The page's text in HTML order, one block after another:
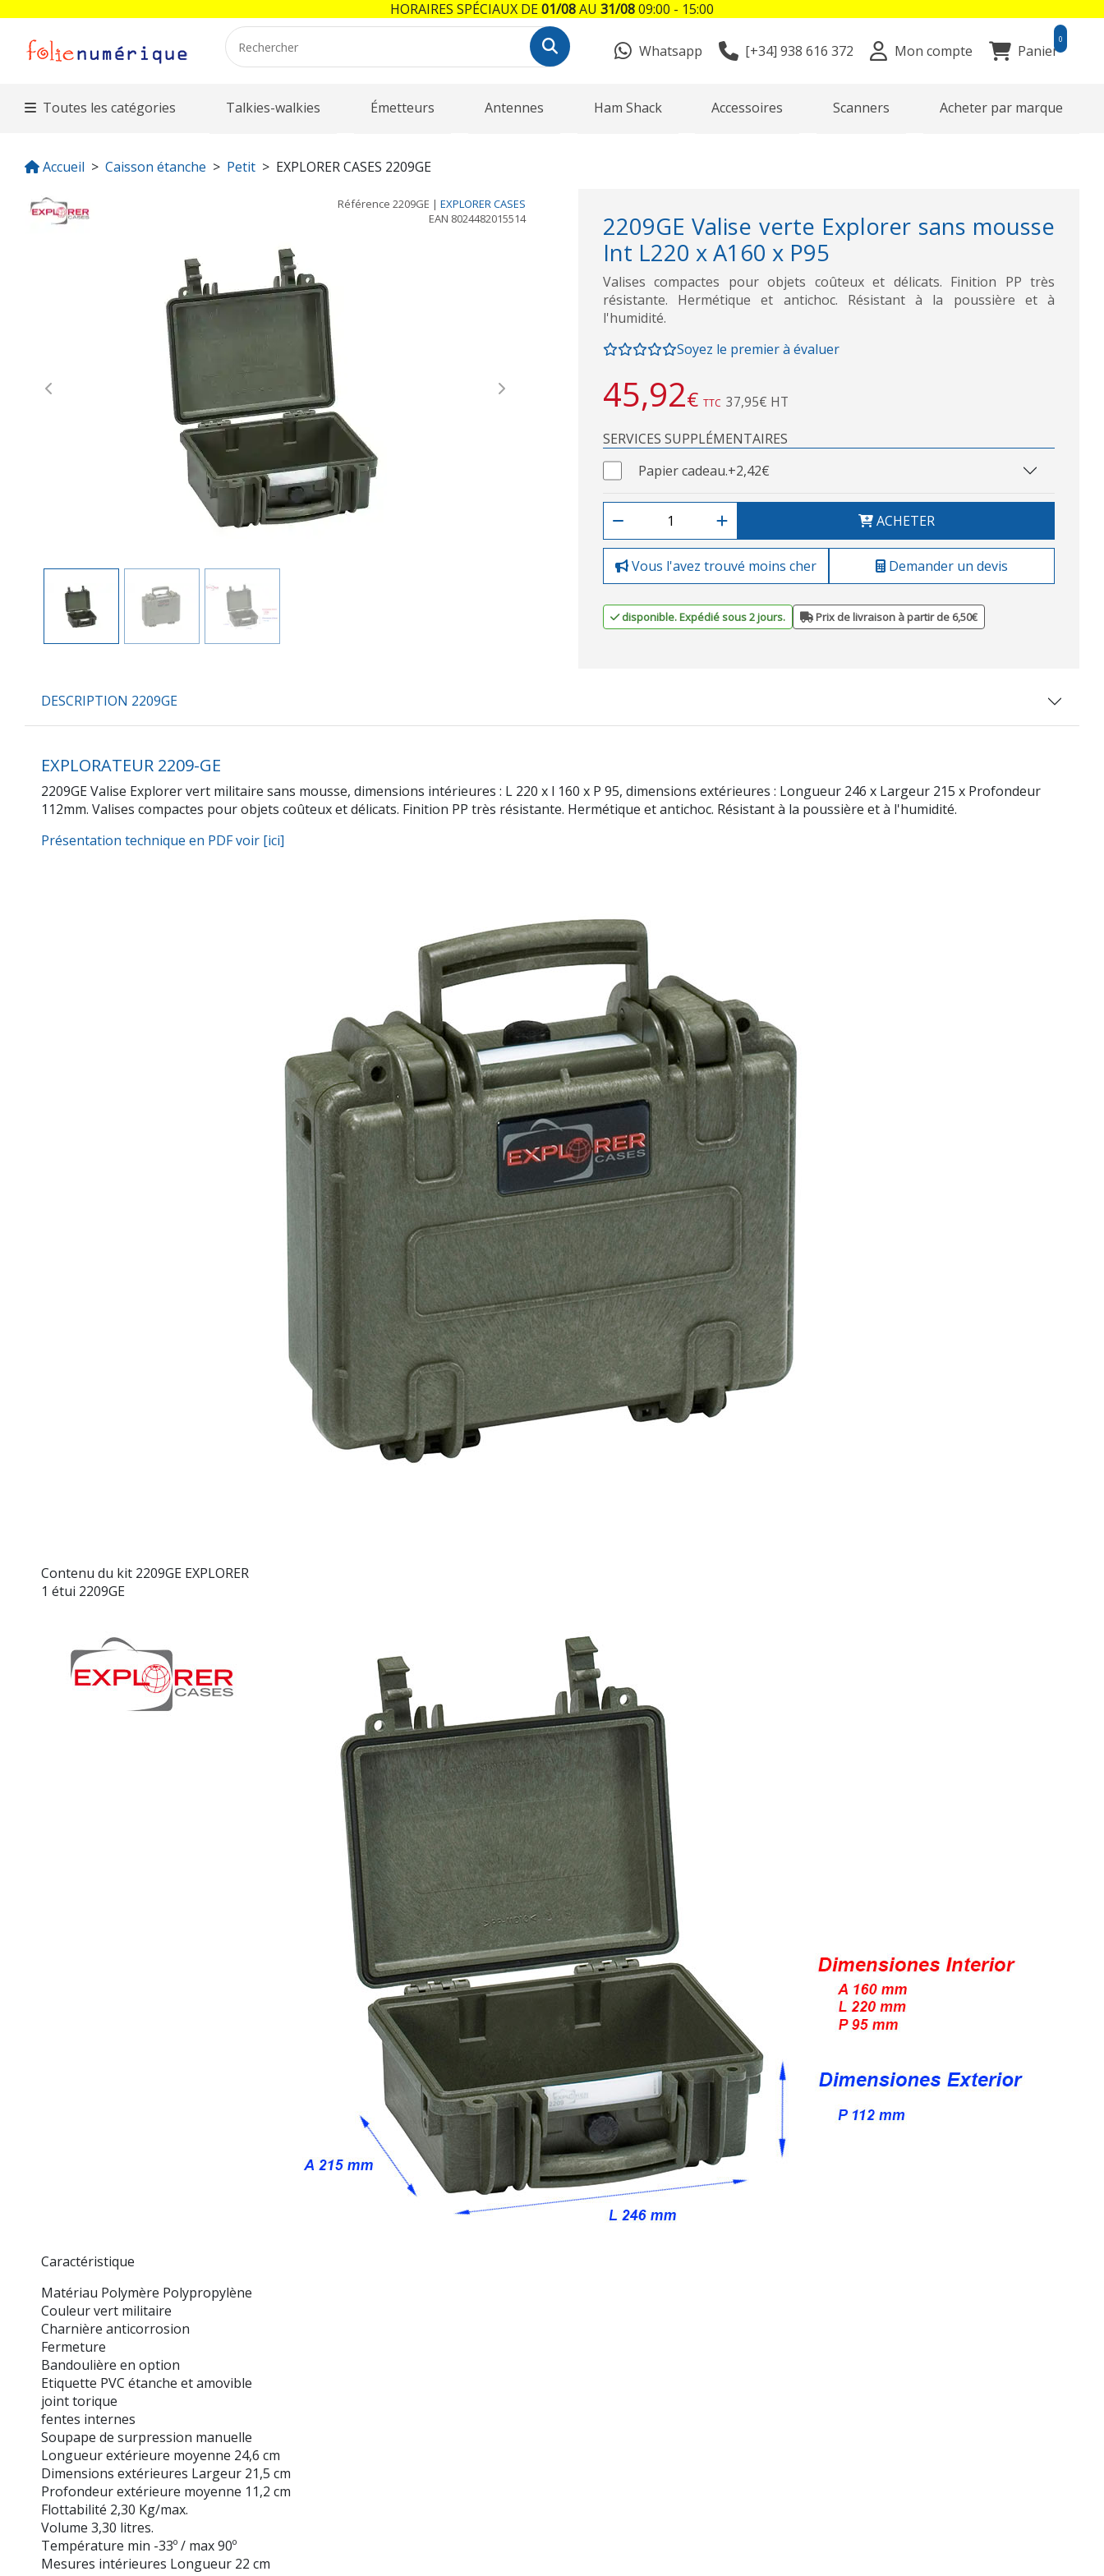
Whatsapp [+34] 938 616 372 Mon compte Panier
0
Toutes les catégories Talkies-walkies Émetteurs Antennes Ham Shack Accessoires Scanners Acheter par marque
Accueil Caisson étanche Petit EXPLORER CASES 2209GE
Référence 2209GE | EXPLORER CASES
EAN 8024482015514
Previous Next
2209GE Valise verte Explorer sans mousse
Int L220 x A160 x P95
Valises compactes pour objets coûteux et délicats. Finition PP très
résistante. Hermétique et antichoc. Résistant à la poussière et à
l'humidité.
Soyez le premier à évaluer
45,92€ TTC 37,95€ HT
SERVICES SUPPLÉMENTAIRES
Papier cadeau.+2,42€
ACHETER
Vous l'avez trouvé moins cher Demander un devis
disponible. Expédié sous 2 jours. Prix de livraison à partir de 6,50€
DESCRIPTION 2209GE
EXPLORATEUR 2209-GE
2209GE Valise Explorer vert militaire sans mousse, dimensions intérieures : L 220 x l 160 x P 95, dimensions extérieures : Longueur 246 x Largeur 215 x Profondeur
112mm. Valises compactes pour objets coûteux et délicats. Finition PP très résistante. Hermétique et antichoc. Résistant à la poussière et à l'humidité.
Présentation technique en PDF voir [ici]
Contenu du kit 2209GE EXPLORER
1 étui 2209GE
Caractéristique
Matériau Polymère Polypropylène
Couleur vert militaire
Charnière anticorrosion
Fermeture
Bandoulière en option
Etiquette PVC étanche et amovible
joint torique
fentes internes
Soupape de surpression manuelle
Longueur extérieure moyenne 24,6 cm
Dimensions extérieures Largeur 21,5 cm
Profondeur extérieure moyenne 11,2 cm
Flottabilité 2,30 Kg/max.
Volume 3,30 litres.
Température min -33º / max 90º
Mesures intérieures Longueur 22 cm
HORAIRES SPÉCIAUX DE01/08AU 31/0809:00 - 15:00